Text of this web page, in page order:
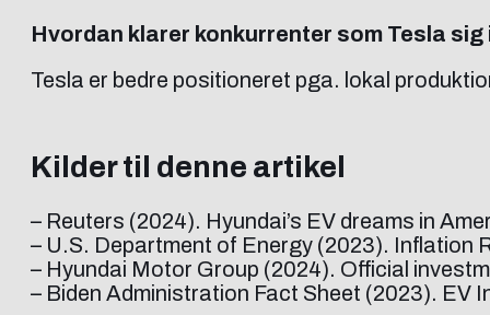
Hvordan klarer konkurrenter som Tesla sig
Tesla er bedre positioneret pga. lokal
Kilder til denne artikel
– Reuters (2024). Hyundai’s EV dreams in
– U.S. Department of Energy (2023). Inflation
– Hyundai Motor Group (2024). Official
– Biden Administration Fact Sheet (2023). EV